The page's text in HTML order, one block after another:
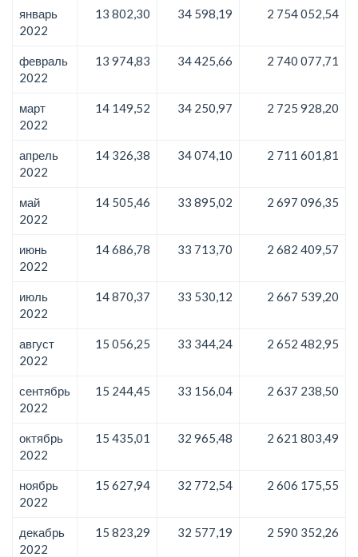
январь
2022
13 802,30 34 598,19 2 754 052,54
февраль
2022
13 974,83 34 425,66 2 740 077,71
март
2022
14 149,52 34 250,97 2 725 928,20
апрель
2022
14 326,38 34 074,10 2 711 601,81
май
2022
14 505,46 33 895,02 2 697 096,35
июнь
2022
14 686,78 33 713,70 2 682 409,57
июль
2022
14 870,37 33 530,12 2 667 539,20
август
2022
15 056,25 33 344,24 2 652 482,95
сентябрь
2022
15 244,45 33 156,04 2 637 238,50
октябрь
2022
15 435,01 32 965,48 2 621 803,49
ноябрь
2022
15 627,94 32 772,54 2 606 175,55
декабрь
2022
15 823,29 32 577,19 2 590 352,26